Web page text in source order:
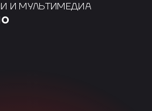
И МУЛЬТИМЕДИА